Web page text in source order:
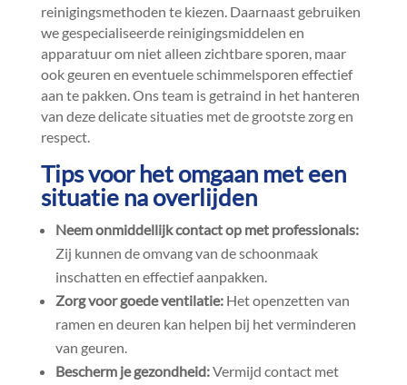
reinigingsmethoden te kiezen.​ Daarnaast gebruiken
we gespecialiseerde reinigingsmiddelen en
apparatuur om niet alleen zichtbare sporen, maar
ook geuren en eventuele schimmelsporen effectief
aan te pakken.​ Ons team is getraind in het hanteren
van deze delicate situaties met de grootste zorg en
respect.​
Tips voor het omgaan met een
situatie na overlijden
Neem onmiddellijk contact op met professionals:
Zij kunnen de omvang van de schoonmaak
inschatten en effectief aanpakken.​
Zorg voor goede ventilatie:Het openzetten van
ramen en deuren kan helpen bij het verminderen
van geuren.​
Bescherm je gezondheid:Vermijd contact met